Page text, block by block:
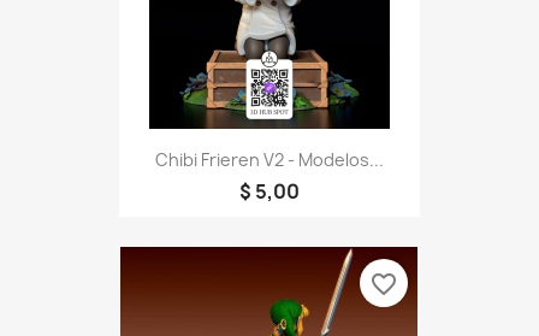
Chibi Frieren V2 - Modelos...
$ 5,00
favorite_border